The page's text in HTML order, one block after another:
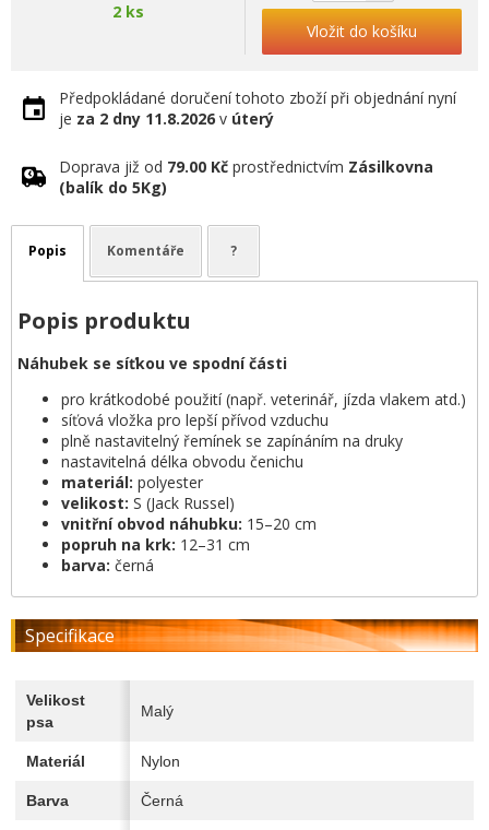
2 ks
Vložit do košíku
Předpokládané doručení tohoto zboží při objednání nyní
je za 2 dny 11.8.2026 v úterý
Doprava již od 79.00 Kč prostřednictvím Zásilkovna
(balík do 5Kg)
Popis Komentáře ?
Popis produktu
Náhubek se síťkou ve spodní části
pro krátkodobé použití (např. veterinář, jízda vlakem atd.)
síťová vložka pro lepší přívod vzduchu
plně nastavitelný řemínek se zapínáním na druky
nastavitelná délka obvodu čenichu
materiál: polyester
velikost: S (Jack Russel)
vnitřní obvod náhubku: 15–20 cm
popruh na krk: 12–31 cm
barva: černá
Specifikace
Velikost
psa
Malý
Materiál Nylon
Barva Černá